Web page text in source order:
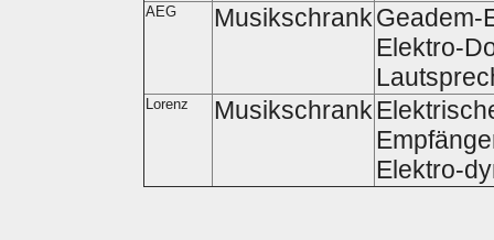
AEG MusikschrankGeadem-
Elektro-
Lorenz Musikschrank
Elektro-